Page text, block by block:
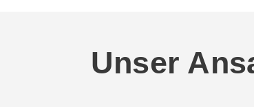
Unser